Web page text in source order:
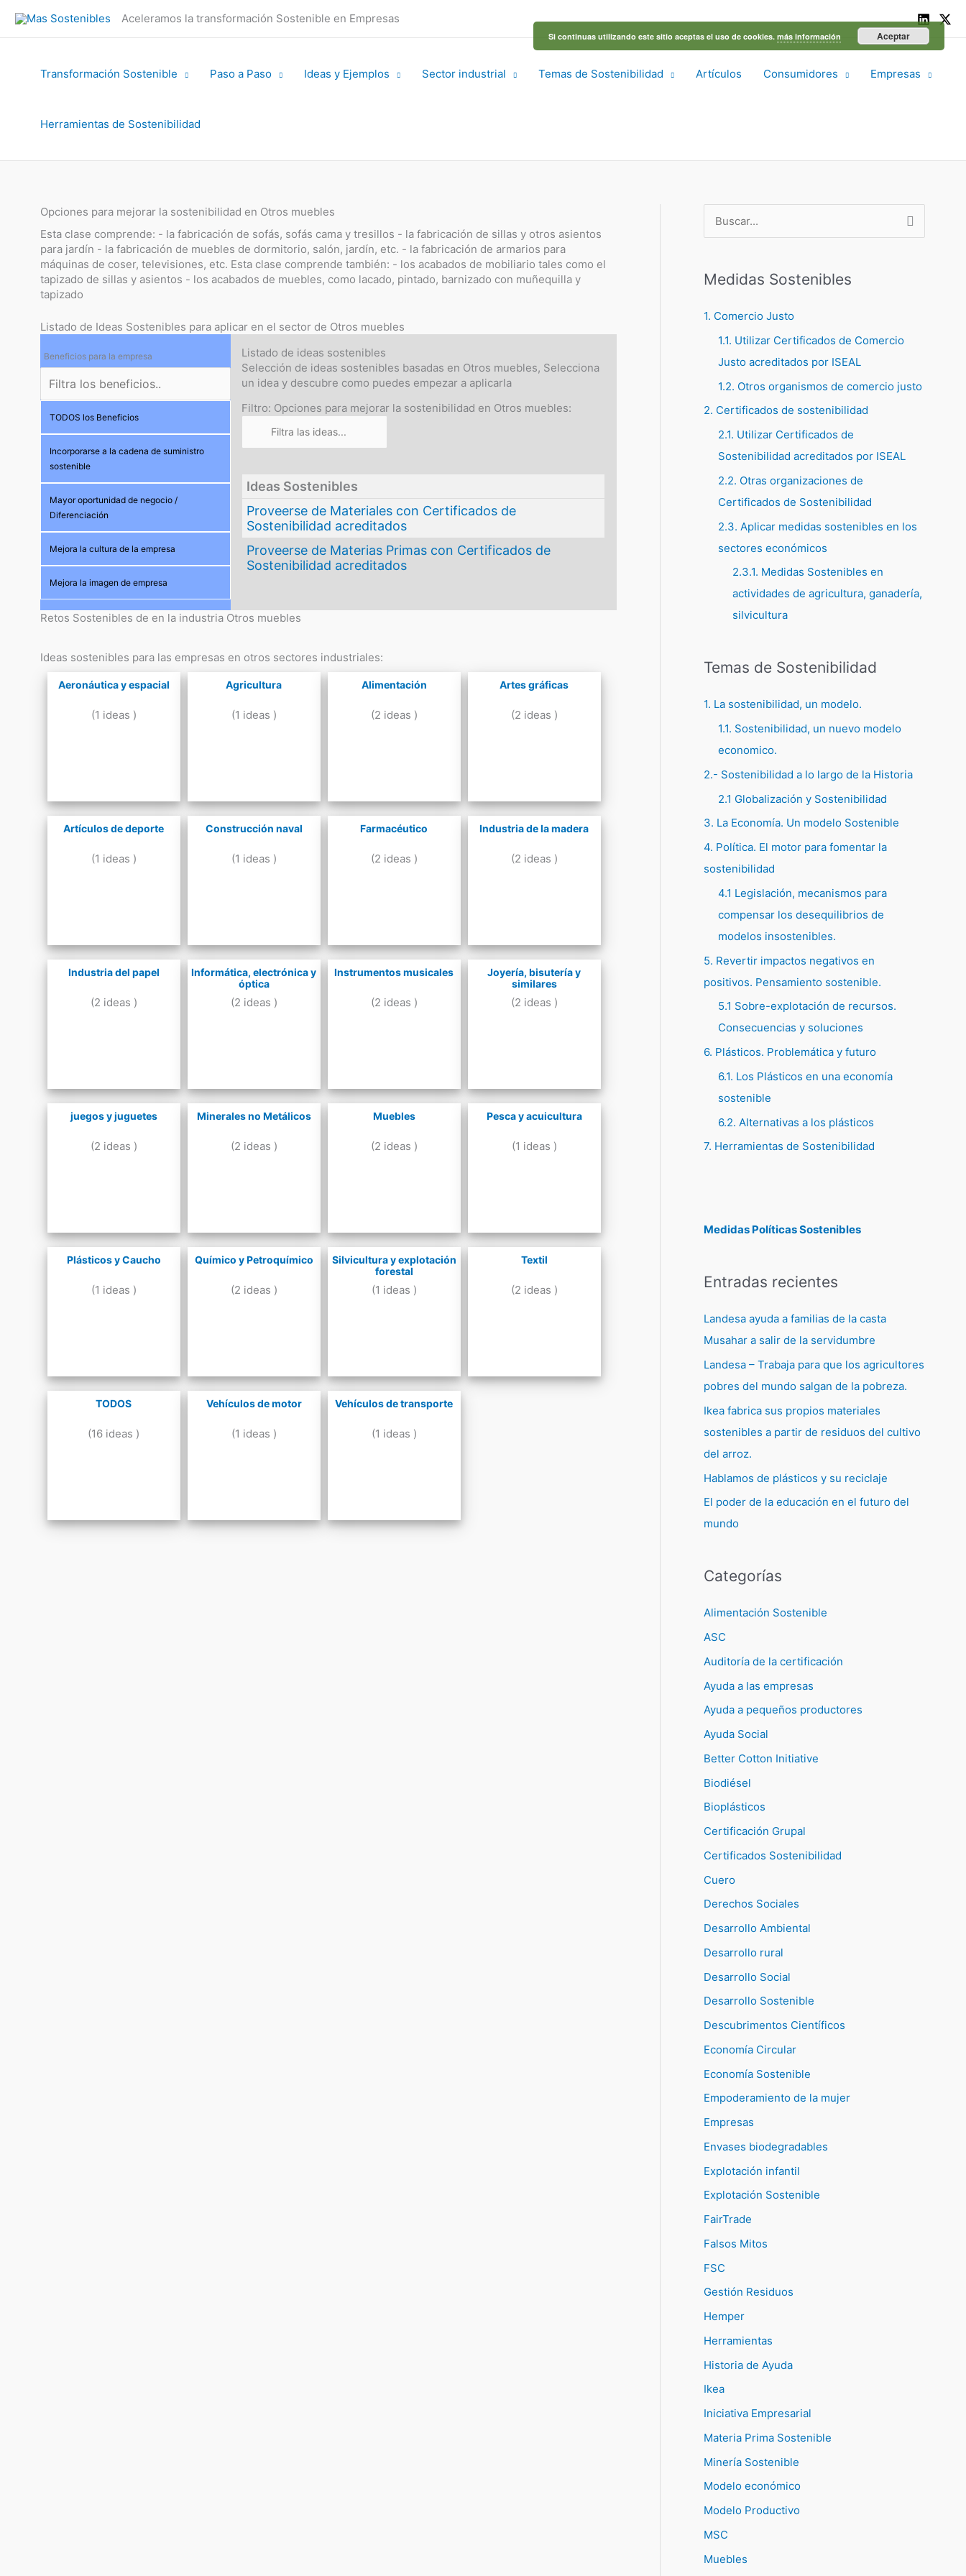
contenido
Aceleramos la transformación Sostenible en Empresas
Transformación Sostenible Paso a Paso Ideas y Ejemplos Sector industrial Temas de Sostenibilidad Artículos Consumidores Empresas
Herramientas de Sostenibilidad
Opciones para mejorar la sostenibilidad en Otros muebles
Esta clase comprende: - la fabricación de sofás, sofás cama y tresillos - la fabricación de sillas y otros asientos
para jardín - la fabricación de muebles de dormitorio, salón, jardín, etc. - la fabricación de armarios para
máquinas de coser, televisiones, etc. Esta clase comprende también: - los acabados de mobiliario tales como el
tapizado de sillas y asientos - los acabados de muebles, como lacado, pintado, barnizado con muñequilla y
tapizado
Listado de Ideas Sostenibles para aplicar en el sector de Otros muebles
Beneficios para la empresa
TODOS los Beneficios
Incorporarse a la cadena de suministro
sostenible
Mayor oportunidad de negocio /
Diferenciación
Mejora la cultura de la empresa
Mejora la imagen de empresa
Listado de ideas sostenibles
Selección de ideas sostenibles basadas en Otros muebles, Selecciona
un idea y descubre como puedes empezar a aplicarla
Filtro: Opciones para mejorar la sostenibilidad en Otros muebles:
Ideas Sostenibles
Proveerse de Materiales con Certificados de
Sostenibilidad acreditados
Proveerse de Materias Primas con Certificados de
Sostenibilidad acreditados
Retos Sostenibles de en la industria Otros muebles
Ideas sostenibles para las empresas en otros sectores industriales:
Aeronáutica y espacial
(1 ideas )
Agricultura
(1 ideas )
Alimentación
(2 ideas )
Artes gráficas
(2 ideas )
Artículos de deporte
(1 ideas )
Construcción naval
(1 ideas )
Farmacéutico
(2 ideas )
Industria de la madera
(2 ideas )
Industria del papel
(2 ideas )
Informática, electrónica y
óptica
(2 ideas )
Instrumentos musicales
(2 ideas )
Joyería, bisutería y
similares
(2 ideas )
juegos y juguetes
(2 ideas )
Minerales no Metálicos
(2 ideas )
Muebles
(2 ideas )
Pesca y acuicultura
(1 ideas )
Plásticos y Caucho
(1 ideas )
Químico y Petroquímico
(2 ideas )
Silvicultura y explotación
forestal
(1 ideas )
Textil
(2 ideas )
TODOS
(16 ideas )
Vehículos de motor
(1 ideas )
Vehículos de transporte
(1 ideas )
u
c
r
:
Medidas Sostenibles
1. Comercio Justo
1.1. Utilizar Certificados de Comercio
Justo acreditados por ISEAL
1.2. Otros organismos de comercio justo
2. Certificados de sostenibilidad
2.1. Utilizar Certificados de
Sostenibilidad acreditados por ISEAL
2.2. Otras organizaciones de
Certificados de Sostenibilidad
2.3. Aplicar medidas sostenibles en los
sectores económicos
2.3.1. Medidas Sostenibles en
actividades de agricultura, ganadería,
silvicultura
Temas de Sostenibilidad
1. La sostenibilidad, un modelo.
1.1. Sostenibilidad, un nuevo modelo
economico.
2.- Sostenibilidad a lo largo de la Historia
2.1 Globalización y Sostenibilidad
3. La Economía. Un modelo Sostenible
4. Política. El motor para fomentar la
sostenibilidad
4.1 Legislación, mecanismos para
compensar los desequilibrios de
modelos insostenibles.
5. Revertir impactos negativos en
positivos. Pensamiento sostenible.
5.1 Sobre-explotación de recursos.
Consecuencias y soluciones
6. Plásticos. Problemática y futuro
6.1. Los Plásticos en una economía
sostenible
6.2. Alternativas a los plásticos
7. Herramientas de Sostenibilidad
Medidas Políticas Sostenibles
Entradas recientes
Landesa ayuda a familias de la casta
Musahar a salir de la servidumbre
Landesa – Trabaja para que los agricultores
pobres del mundo salgan de la pobreza.
Ikea fabrica sus propios materiales
sostenibles a partir de residuos del cultivo
del arroz.
Hablamos de plásticos y su reciclaje
El poder de la educación en el futuro del
mundo
Categorías
Alimentación Sostenible
ASC
Auditoría de la certificación
Ayuda a las empresas
Ayuda a pequeños productores
Ayuda Social
Better Cotton Initiative
Biodiésel
Bioplásticos
Certificación Grupal
Certificados Sostenibilidad
Cuero
Derechos Sociales
Desarrollo Ambiental
Desarrollo rural
Desarrollo Social
Desarrollo Sostenible
Descubrimentos Científicos
Economía Circular
Economía Sostenible
Empoderamiento de la mujer
Empresas
Envases biodegradables
Explotación infantil
Explotación Sostenible
FairTrade
Falsos Mitos
FSC
Gestión Residuos
Hemper
Herramientas
Historia de Ayuda
Ikea
Iniciativa Empresarial
Materia Prima Sostenible
Minería Sostenible
Modelo económico
Modelo Productivo
MSC
Muebles
Si continuas utilizando este sitio aceptas el uso de cookies. más información Aceptar